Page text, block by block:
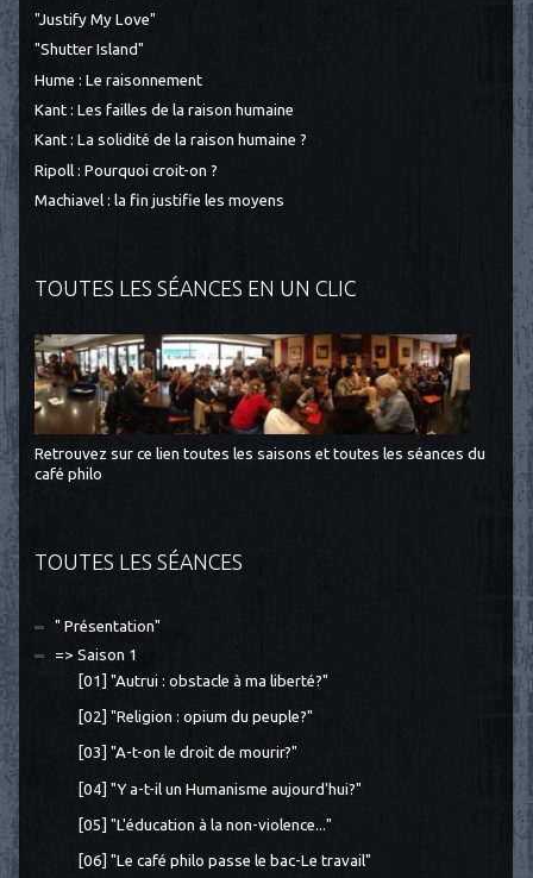
"Justify My Love"
"Shutter Island"
Hume : Le raisonnement
Kant : Les failles de la raison humaine
Kant : La solidité de la raison humaine ?
Ripoll : Pourquoi croit-on ?
Machiavel : la fin justifie les moyens
TOUTES LES SÉANCES EN UN CLIC
Retrouvez sur ce lien toutes les saisons et toutes les séances du
café philo
TOUTES LES SÉANCES
" Présentation"
=> Saison 1
[01] "Autrui : obstacle à ma liberté?"
[02] "Religion : opium du peuple?"
[03] "A-t-on le droit de mourir?"
[04] "Y a-t-il un Humanisme aujourd'hui?"
[05] "L'éducation à la non-violence..."
[06] "Le café philo passe le bac-Le travail"